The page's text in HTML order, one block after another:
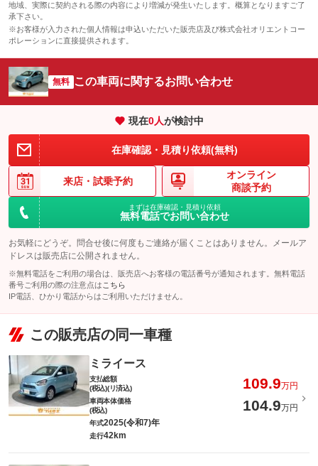
地域、実際に契約される際の内容により増減が発生いたします。概算となりますご了
承下さい。
※お客様が入力された個人情報は申込いただいた販売店及び株式会社オリエントコー
ポレーションに直接提供されます。
無料 この車両に関するお問い合わせ
現在0人が検討中
在庫確認・見積り依頼(無料)
来店・ 試乗予約
オンライン
商談予約
まずは在庫確認・見積り依頼
無料電話でお問い合わせ
お気軽にどうぞ。問合せ後に何度もご連絡が届くことはありません。メールア
ドレスは販売店に公開されません。
※無料電話をご利用の場合は、販売店へお客様の電話番号が通知されます。無料電話
番号ご利用の際の注意点は こちら
IP電話、ひかり電話からはご利用いただけません。
この販売店の同一車種
ミライース
支払総額
(税込)(リ済込)
109.9万円
車両本体価格
(税込)
104.9万円
年式2025(令和7)年
走行42km